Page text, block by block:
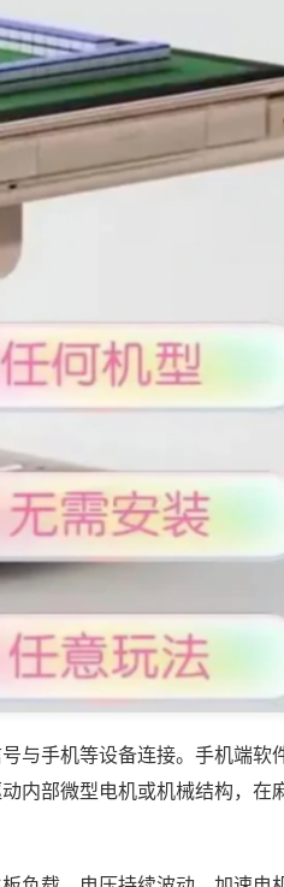
与手机等设备连接。手机端软
内部微型电机或机械结构，在